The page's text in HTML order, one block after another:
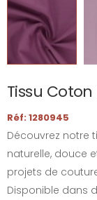
Tissu
Réf: 1280945
Découvrez notre
naturelle, douce
projets de
Disponible dans